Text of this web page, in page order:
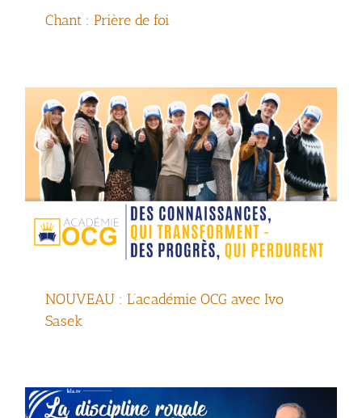
Chant : Prière de foiSasek
NOUVEAU : L’académie OCG avec Ivo
Sasek
Journée internationale des Amis 2026